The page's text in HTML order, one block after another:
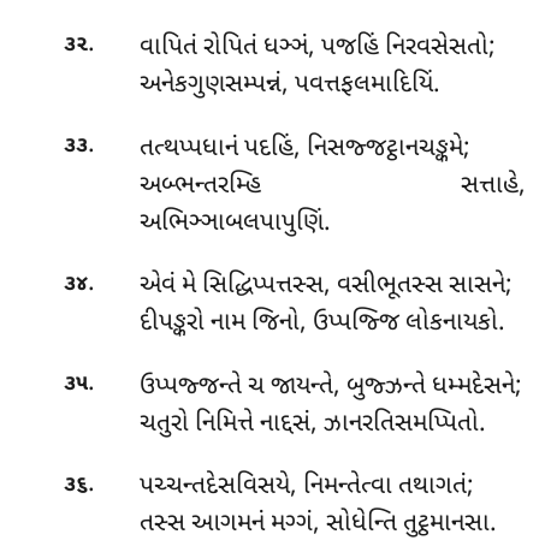
૩૨.
વાપિતં રોપિતં ધઞ્ઞં, પજહિં નિરવસેસતો;
અનેકગુણસમ્પન્નં, પવત્તફલમાદિયિં.
૩૩.
તત્થપ્પધાનં પદહિં, નિસજ્જટ્ઠાનચઙ્કમે;
અબ્ભન્તરમ્હિ સત્તાહે,
અભિઞ્ઞાબલપાપુણિં.
૩૪.
એવં મે સિદ્ધિપ્પત્તસ્સ, વસીભૂતસ્સ સાસને;
દીપઙ્કરો નામ જિનો, ઉપ્પજ્જિ લોકનાયકો.
૩૫.
ઉપ્પજ્જન્તે ચ જાયન્તે, બુજ્ઝન્તે ધમ્મદેસને;
ચતુરો નિમિત્તે નાદ્દસં, ઝાનરતિસમપ્પિતો.
૩૬.
પચ્ચન્તદેસવિસયે, નિમન્તેત્વા તથાગતં;
તસ્સ આગમનં મગ્ગં, સોધેન્તિ તુટ્ઠમાનસા.